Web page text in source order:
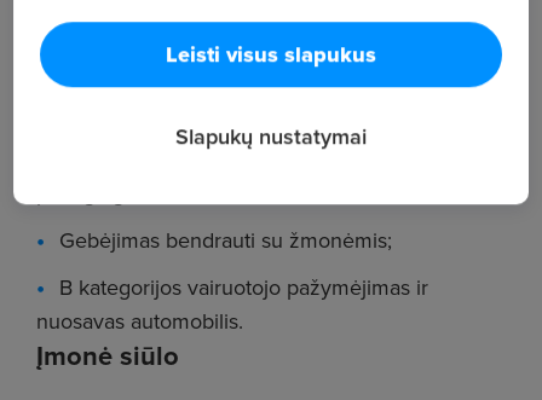
Vandens skaitiklių keitimas.
Reikalavimai
Organizuotumas, atsakingas požiūris į darbą,
Gebėjimas bendrauti su žmonėmis;
B kategorijos vairuotojo pažymėjimas ir
nuosavas automobilis.
Įmonė siūlo
Leisti visus slapukus
Slapukų nustatymai